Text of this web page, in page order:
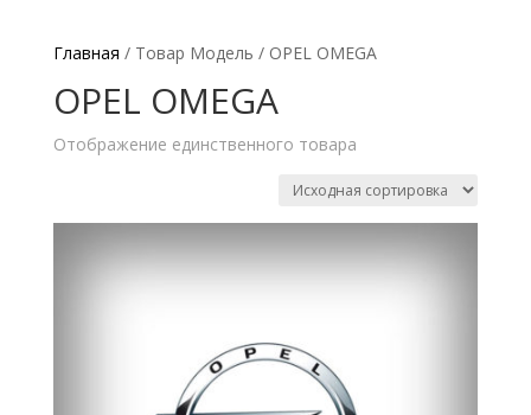
Главная / Товар Модель / OPEL OMEGA
OPEL OMEGA
Отображение единственного товара